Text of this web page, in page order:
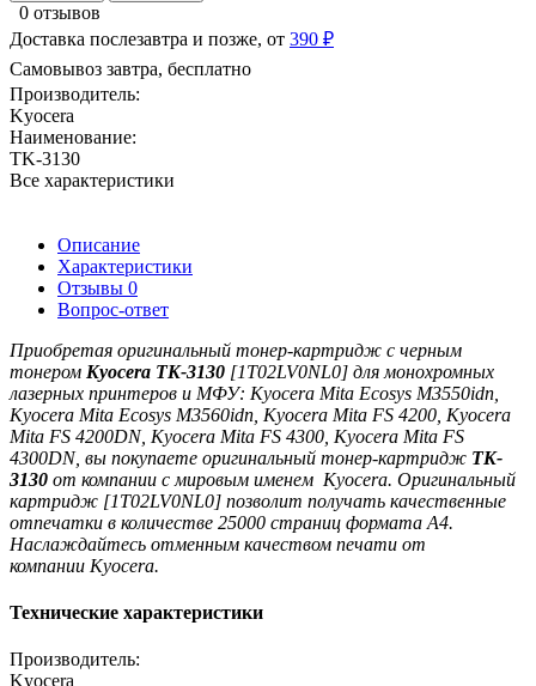
0 отзывов
Доставка послезавтра и позже, от 390 ₽
Самовывоз завтра, бесплатно
Производитель:
Kyocera
Наименование:
TK-3130
Все характеристики
Описание
Характеристики
Отзывы 0
Вопрос-ответ
Приобретая оригинальный тонер-картридж с черным
тонером Kyocera TK-3130 [1T02LV0NL0] для монохромных
лазерных принтеров и МФУ: Kyocera Mita Ecosys M3550idn,
Kyocera Mita Ecosys M3560idn, Kyocera Mita FS 4200, Kyocera
Mita FS 4200DN, Kyocera Mita FS 4300, Kyocera Mita FS
4300DN, вы покупаете оригинальный тонер-картридж TK-
3130 от компании с мировым именем Kyocera. Оригинальный
картридж [1T02LV0NL0] позволит получать качественные
отпечатки в количестве 25000 страниц формата A4.
Наслаждайтесь отменным качеством печати от
компании Kyocera.
Технические характеристики
Производитель:
Kyocera